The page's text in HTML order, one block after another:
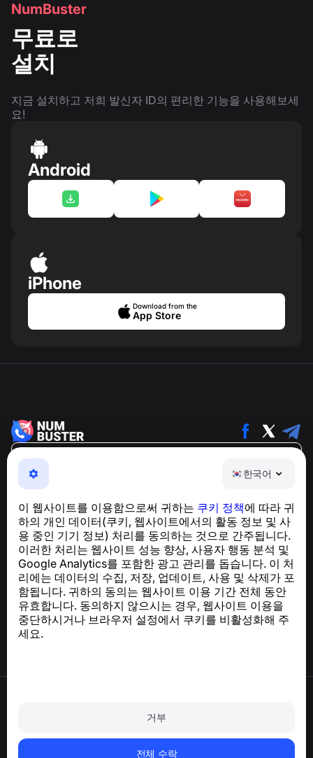
한국어
이 웹사이트를 이용함으로써 귀하는 쿠키 정책에 따라 귀
하의 개인 데이터(쿠키, 웹사이트에서의 활동 정보 및 사
용 중인 기기 정보) 처리를 동의하는 것으로 간주됩니다.
이러한 처리는 웹사이트 성능 향상, 사용자 행동 분석 및
Google Analytics를 포함한 광고 관리를 돕습니다. 이 처
리에는 데이터의 수집, 저장, 업데이트, 사용 및 삭제가 포
함됩니다. 귀하의 동의는 웹사이트 이용 기간 전체 동안
유효합니다. 동의하지 않으시는 경우, 웹사이트 이용을
중단하시거나 브라우저 설정에서 쿠키를 비활성화해 주
세요.
거부
전체 수락
NumBuster
무료로
설치
지금 설치하고 저희 발신자 ID의 편리한 기능을 사용해보세
요!
Android
iPhone
Download from the
App Store
NumBuster © 2013—2026 ·
support@numbuster.com
하는 간편한 앱
GDPR 준수 관련 문의:support@numbuster.com
도움말 센터
뉴스 및 기사
프로젝트 소개
연락처
계정 및 개인정보 삭제